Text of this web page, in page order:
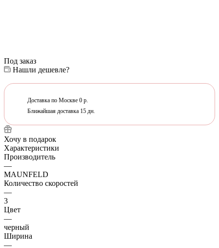
Под заказ
Нашли дешевле?
Доставка по Москве 0 р.
Ближайшая доставка 15 дн.
Хочу в подарок
Характеристики
Производитель
—
MAUNFELD
Количество скоростей
—
3
Цвет
—
черный
Ширина
—